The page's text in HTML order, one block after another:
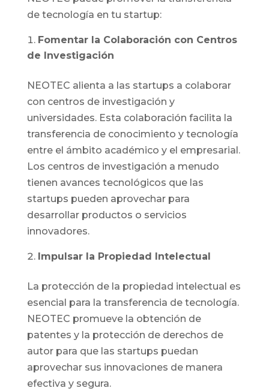
de tecnología en tu startup:
Fomentar la Colaboración con Centros
de Investigación
NEOTEC alienta a las startups a colaborar
con centros de investigación y
universidades. Esta colaboración facilita la
transferencia de conocimiento y tecnología
entre el ámbito académico y el empresarial.
Los centros de investigación a menudo
tienen avances tecnológicos que las
startups pueden aprovechar para
desarrollar productos o servicios
innovadores.
Impulsar la Propiedad Intelectual
La protección de la propiedad intelectual es
esencial para la transferencia de tecnología.
NEOTEC promueve la obtención de
patentes y la protección de derechos de
autor para que las startups puedan
aprovechar sus innovaciones de manera
efectiva y segura.